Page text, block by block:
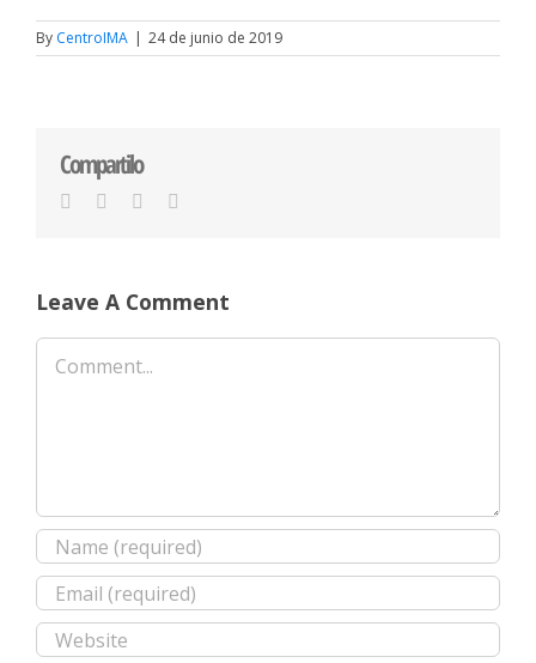
By CentroIMA | 24 de junio de 2019
Compartilo
Facebook
TwitterLinkedIn
Leave A Comment
Comment